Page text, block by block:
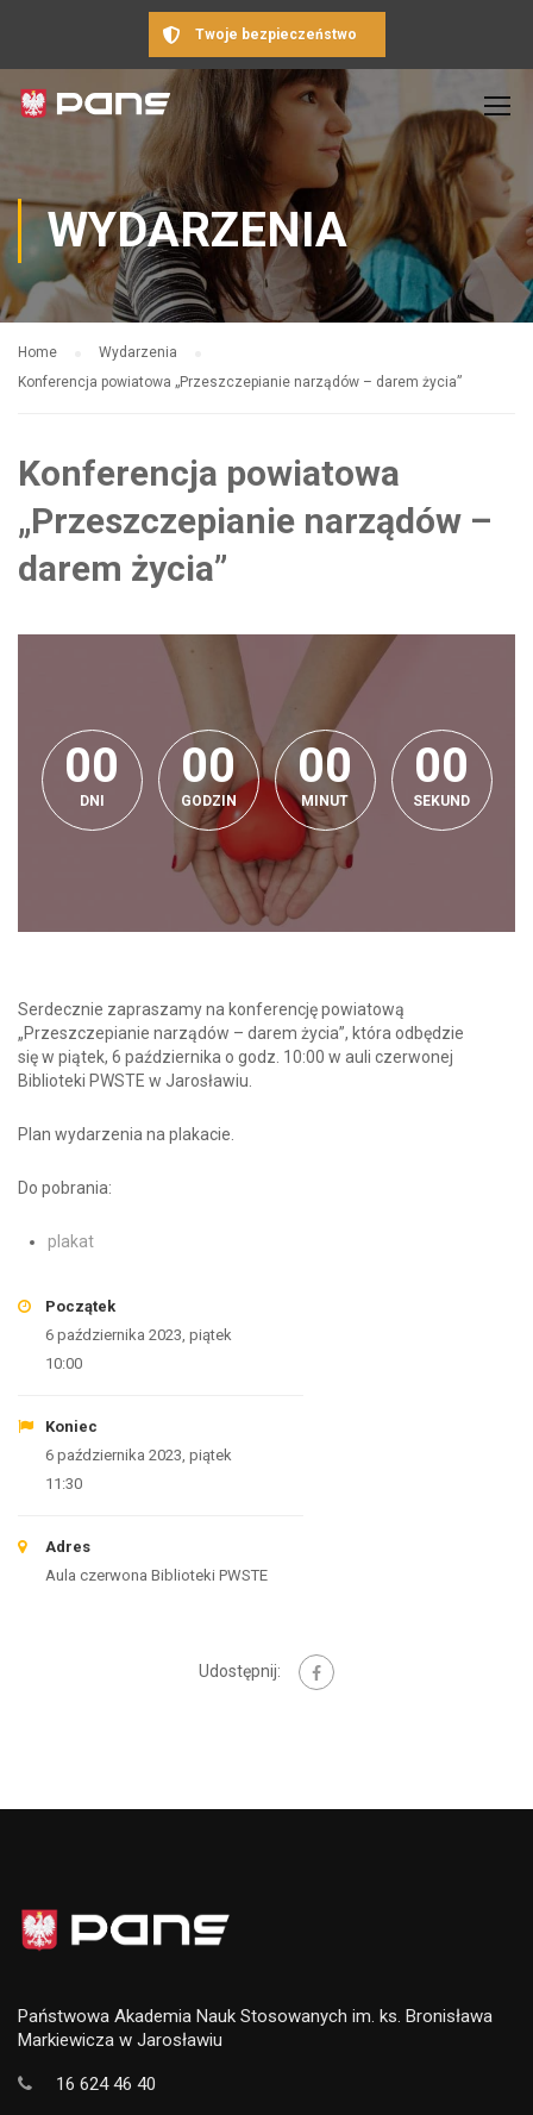
Twoje bezpieczeństwo
WYDARZENIA
Home
Wydarzenia
Konferencja powiatowa „Przeszczepianie narządów – darem życia”
Konferencja powiatowa
„Przeszczepianie narządów –
darem życia”
0
00
00
DNI
00
00
GODZIN
00
00
MINUT
00
00
SEKUND
Serdecznie zapraszamy na konferencję powiatową
„Przeszczepianie narządów – darem życia”, która odbędzie
się w piątek, 6 października o godz. 10:00 w auli czerwonej
Biblioteki PWSTE w Jarosławiu.
Plan wydarzenia na plakacie.
Do pobrania:
plakat
Początek
6 października 2023, piątek
10:00
Koniec
6 października 2023, piątek
11:30
Adres
Aula czerwona Biblioteki PWSTE
Udostępnij:
Państwowa Akademia Nauk Stosowanych im. ks. Bronisława
Markiewicza w Jarosławiu
16 624 46 40